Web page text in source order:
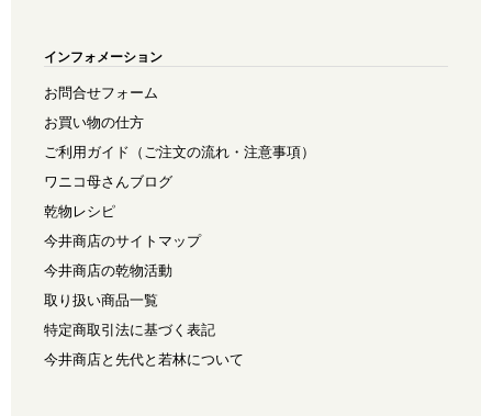
インフォメーション
お問合せフォーム
お買い物の仕方
ご利用ガイド（ご注文の流れ・注意事項）
ワニコ母さんブログ
乾物レシピ
今井商店のサイトマップ
今井商店の乾物活動
取り扱い商品一覧
特定商取引法に基づく表記
今井商店と先代と若林について